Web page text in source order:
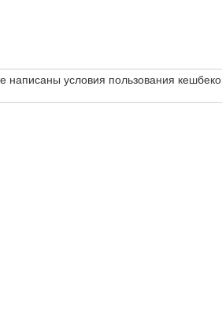
написаны условия пользования